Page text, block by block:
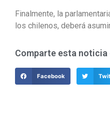
Finalmente, la
los chilenos, deberá
Comparte esta noticia
Facebook